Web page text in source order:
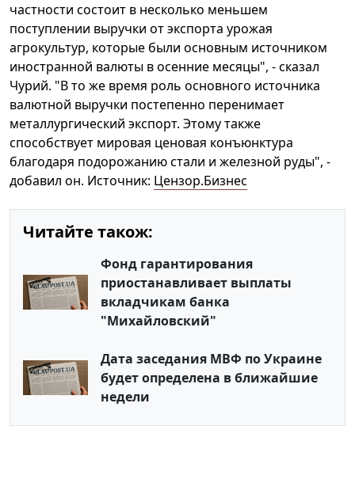
частности состоит в несколько меньшем
поступлении выручки от экспорта урожая
агрокультур, которые были основным источником
иностранной валюты в осенние месяцы", - сказал
Чурий. "В то же время роль основного источника
валютной выручки постепенно перенимает
металлургический экспорт. Этому также
способствует мировая ценовая конъюнктура
благодаря подорожанию стали и железной руды", -
добавил он. Источник: Цензор.Бизнес
Читайте також:
Фонд гарантирования
приостанавливает выплаты
вкладчикам банка
"Михайловский"
Дата заседания МВФ по Украине
будет определена в ближайшие
недели